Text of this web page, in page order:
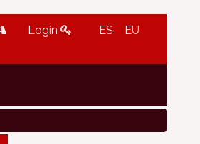
Login ES EU